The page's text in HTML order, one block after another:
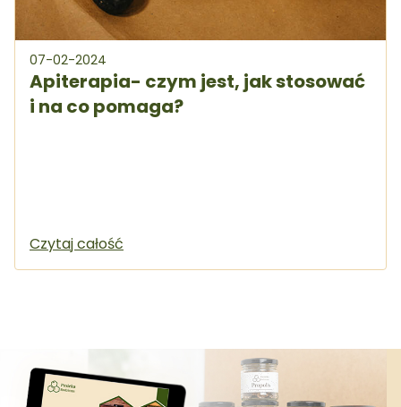
07-02-2024
Apiterapia- czym jest, jak stosować
i na co pomaga?
Czytaj całość